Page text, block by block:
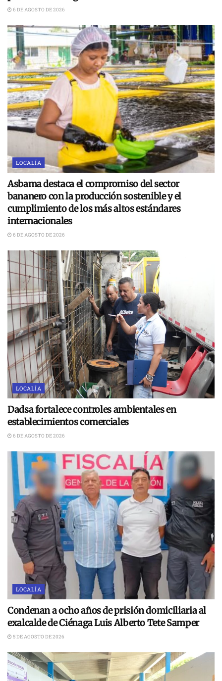
6 DE AGOSTO DE 2026
LOCALÍA
Asbama destaca el compromiso del sector
bananero con la producción sostenible y el
cumplimiento de los más altos estándares
internacionales
6 DE AGOSTO DE 2026
LOCALÍA
Dadsa fortalece controles ambientales en
establecimientos comerciales
6 DE AGOSTO DE 2026
LOCALÍA
Condenan a ocho años de prisión domiciliaria al
exalcalde de Ciénaga Luis Alberto Tete Samper
5 DE AGOSTO DE 2026